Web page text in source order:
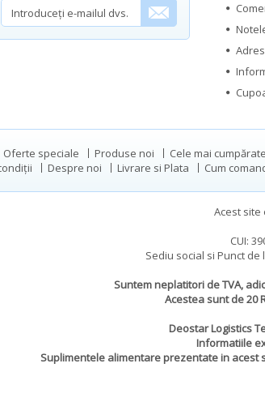
Oferte speciale Produse noi Cele mai cumpărate
Despre noi Livrare si Plata Cum
Acest site
CUI:
Sediu social si Punct de
Suntem neplatitori de TVA,
Acestea sunt de 20
Deostar Logistics
Informatiile
Suplimentele alimentare prezentate in acest